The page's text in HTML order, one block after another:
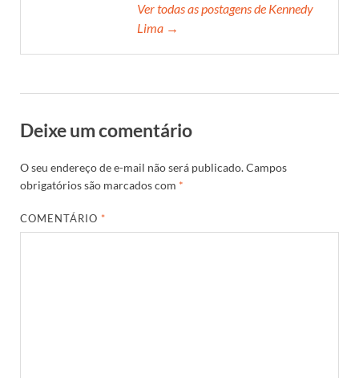
Ver todas as postagens de Kennedy
Lima →
Deixe um comentário
O seu endereço de e-mail não será publicado.Campos
obrigatórios são marcados com *
COMENTÁRIO*